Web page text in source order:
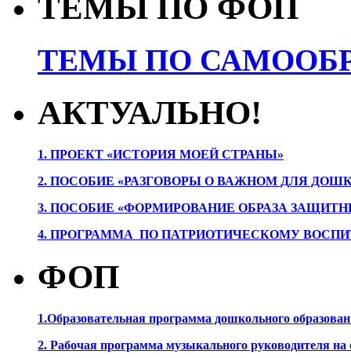
ТЕМЫ ПО ФОП
ТЕМЫ ПО
АКТУАЛЬНО!
1. ПРОЕКТ «ИСТОРИЯ МОЕЙ СТРАНЫ»
2. ПОСОБИЕ «РАЗГОВОРЫ О ВАЖНОМ ДЛЯ
3. ПОСОБИЕ «ФОРМИРОВАНИЕ ОБРАЗА
4. ПРОГРАММА ПО ПАТРИОТИЧЕСКОМУ
ФОП
1.Образовательная программа дошкольного
2. Рабочая программа музыкального руководителя